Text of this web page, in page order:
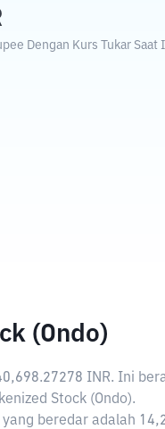
Dengan Kurs Tukar Saat
(Ondo)
INR. Ini
Stock (Ondo).
beredar adalah